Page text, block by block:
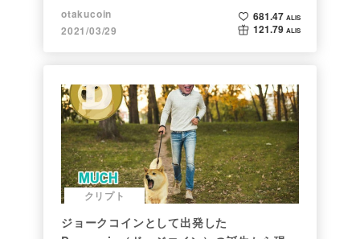
ト】
otakucoin
2021/03/29
681.47 ALIS
121.79 ALIS
クリプト
ジョークコインとして出発した